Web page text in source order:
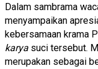
Dalam sambrama
menyampaikan
kebersamaan krama
karya suci tersebut.
merupakan sebagai